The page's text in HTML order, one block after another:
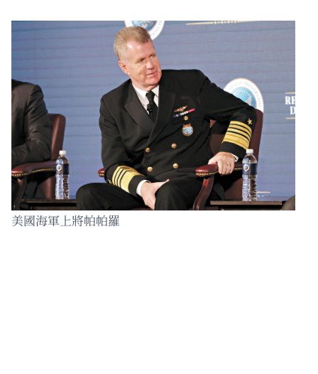
美國海軍上將帕帕羅